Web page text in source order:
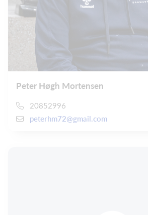
Peter Høgh Mortensen
20852996
peterhm72@gmail.com